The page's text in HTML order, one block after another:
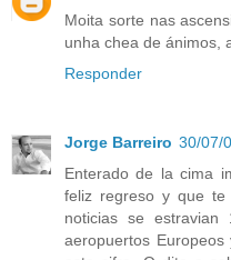
Moita sorte nas
unha chea de ánimos,
Responder
Jorge Barreiro 30/07/
Enterado de la cima
feliz regreso y que
noticias se
aeropuertos